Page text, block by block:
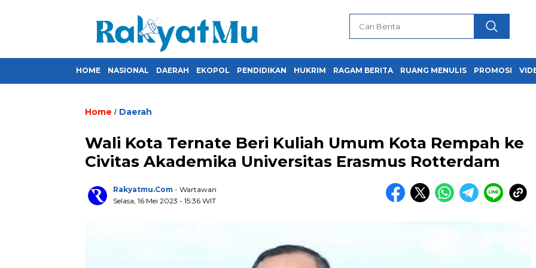
HOME NASIONAL DAERAH EKOPOL PENDIDIKAN HUKRIM RAGAM BERITA RUANG MENULIS PROMOSI
Home / Daerah
Wali Kota Ternate Beri Kuliah Umum Kota Rempah ke
Civitas Akademika Universitas Erasmus Rotterdam
Rakyatmu.com - Wartawan
Selasa, 16 Mei 2023 - 15:36 WIT